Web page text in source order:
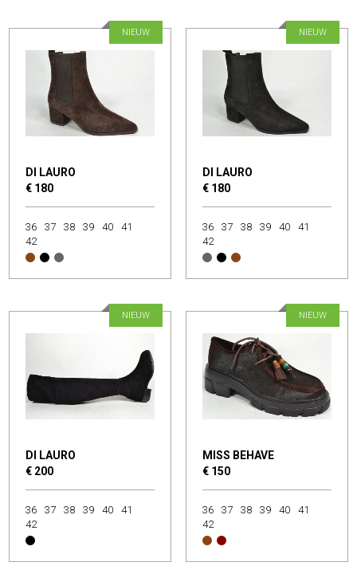
DI LAURO
€ 180
NIEUW
36 37 38 39 40
41
42
DI LAURO
€ 180
NIEUW
36 37 38 39 40
41
42
DI LAURO
€ 200
NIEUW
36 37 38 39 40
41
42
MISS BEHAVE
€ 150
NIEUW
36 37 38 39 40
41
42